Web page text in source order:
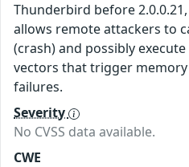
Thunderbird before
allows remote attackers to
(crash) and possibly
vectors that trigger
failures.
Severity
No CVSS data available.
CWE